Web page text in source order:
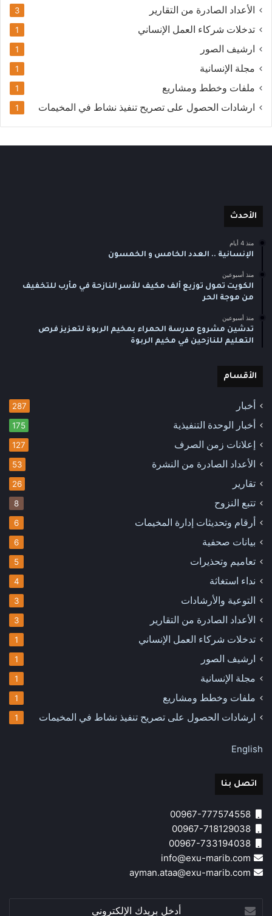
الأعداد الصادرة من التقارير 3
تدخلات شركاء العمل الإنساني 1
ارشيف الصور 1
مجلة الإنسانية 1
ملفات وخطط ومشاريع 1
ارشادات الحصول على تصريح تنفيذ نشاط في المخيمات 1
الأحدث
منذ 4 أيام
الإنسانية .. العدد الخامس و الخمسون
منذ أسبوعين
الكويت تمول توزيع ألف مكيف للأسر النازحة في مأرب للتخفيف
من موجة الحر
منذ أسبوعين
تدشين مشروع مدرسة الحمراء بمخيم الربوة لتعزيز فرص
التعليم للنازحين في مخيم الربوة
الأقسام
أخبار 287
أخبار الوحدة التنفيذية 175
إعلانات زمن الصرف 127
الأعداد الصادرة من النشرة 53
تقارير 26
تتبع النزوح 8
أرقام وتحديثات إدارة المخيمات 6
بيانات صحفية 6
تعاميم وتحذيرات 5
نداء استغاثة 4
التوعية والأرشادات 3
الأعداد الصادرة من التقارير 3
تدخلات شركاء العمل الإنساني 1
ارشيف الصور 1
مجلة الإنسانية 1
ملفات وخطط ومشاريع 1
ارشادات الحصول على تصريح تنفيذ نشاط في المخيمات 1
English
اتصل بنا
أدخل